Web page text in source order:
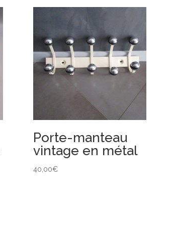
Porte-manteau
vintage en métal
40,00€